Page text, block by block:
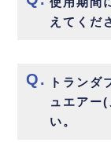
えてくだ
トランダ
ュエアー
い。